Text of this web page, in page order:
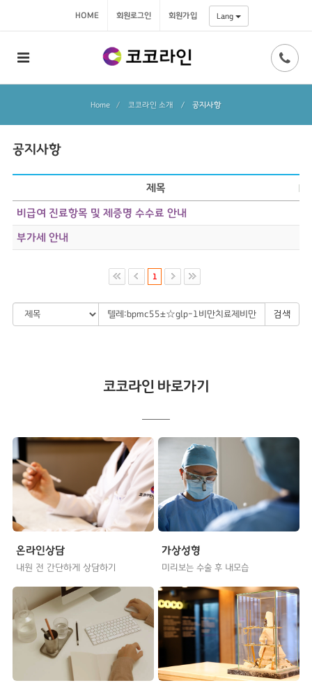
HOME 회원로그인 회원가입 Lang
Home 코코라인 소개 / 공지사항
공지사항
제목
비급여 진료항목 및 제증명 수수료 안내
부가세 안내
1
검색
코코라인 바로가기
온라인상담
내원 전 간단하게 상담하기
가상성형
미리보는 수술 후 내모습